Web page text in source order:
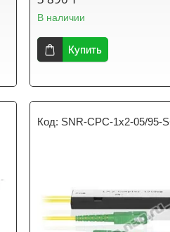
В наличии
Купить
SNR-CPC-1x2-05/95-